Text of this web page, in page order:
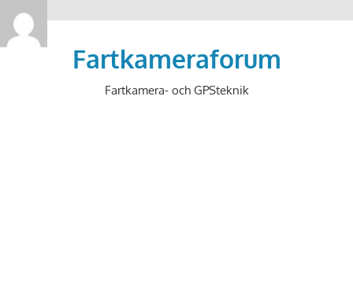
Hoppa
till
Fartkameraforum
Fartkamera- och GPSteknik